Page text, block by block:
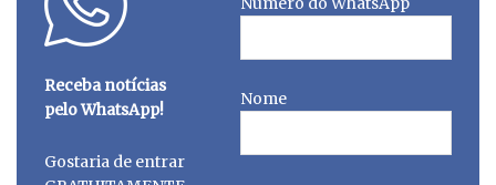
Receba notícias
pelo WhatsApp!
Gostaria de entrar
Nome